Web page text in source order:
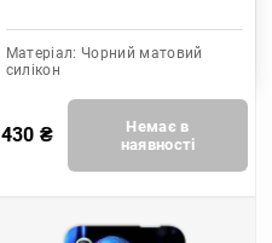
Матеріал: Чорний матовий
силікон
430 ₴
Немає в
наявності